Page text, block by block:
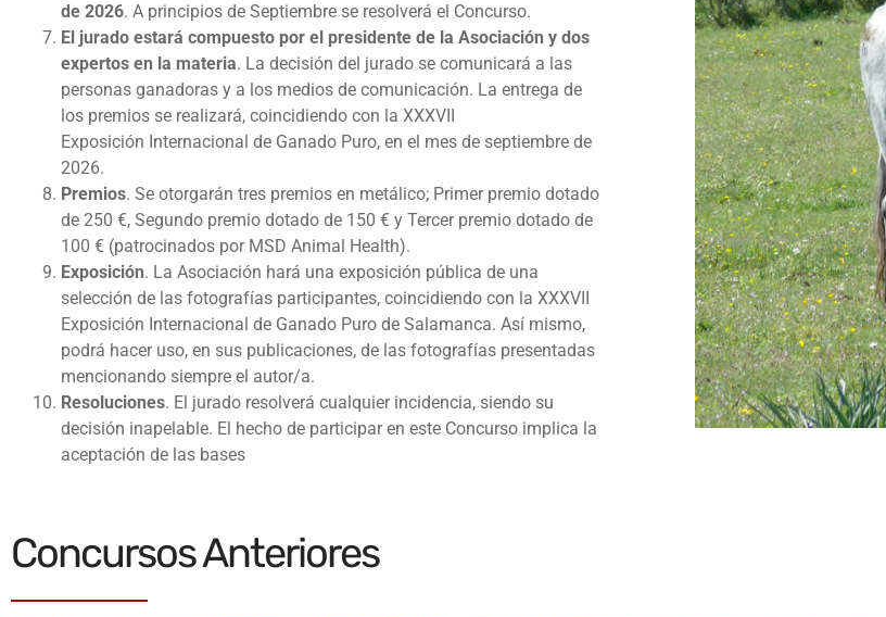
de 2026. A principios de Septiembre se resolverá el Concurso.
El jurado estará compuesto por el presidente de la Asociación y dos
expertos en la materia. La decisión del jurado se comunicará a las
personas ganadoras y a los medios de comunicación. La entrega de
los premios se realizará, coincidiendo con la XXXVII
Exposición Internacional de Ganado Puro, en el mes de septiembre de
2026.
Premios. Se otorgarán tres premios en metálico; Primer premio dotado
de 250 €, Segundo premio dotado de 150 € y Tercer premio dotado de
100 € (patrocinados por MSD Animal Health).
Exposición. La Asociación hará una exposición pública de una
selección de las fotografías participantes, coincidiendo con la XXXVII
Exposición Internacional de Ganado Puro de Salamanca. Así mismo,
podrá hacer uso, en sus publicaciones, de las fotografías presentadas
mencionando siempre el autor/a.
Resoluciones. El jurado resolverá cualquier incidencia, siendo su
decisión inapelable. El hecho de participar en este Concurso implica la
aceptación de las bases
Concursos Anteriores